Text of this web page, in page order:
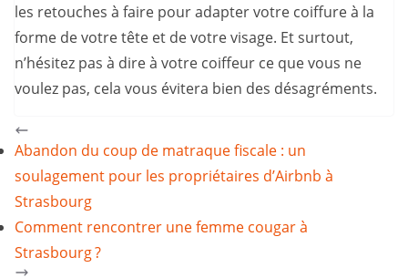
les retouches à faire pour adapter votre coiffure à la
forme de votre tête et de votre visage. Et surtout,
n’hésitez pas à dire à votre coiffeur ce que vous ne
voulez pas, cela vous évitera bien des désagréments.
Abandon du coup de matraque fiscale : un
soulagement pour les propriétaires d’Airbnb à
Strasbourg
Comment rencontrer une femme cougar à
Strasbourg ?